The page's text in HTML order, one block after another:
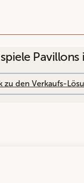
zu den Verkaufs-